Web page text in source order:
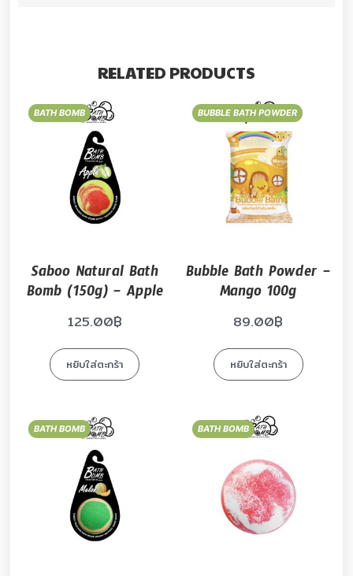
RELATED PRODUCTS
BATH BOMB
Saboo Natural Bath
Bomb (150g) – Apple
125.00฿
หยิบใส่ตะกร้า
BUBBLE BATH POWDER
Bubble Bath Powder –
Mango 100g
89.00฿
หยิบใส่ตะกร้า
BATH BOMB BATH BOMB